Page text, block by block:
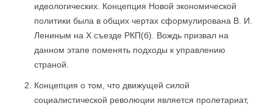
идеологических. Концепция Новой экономической
политики была в общих чертах сформулирована В. И.
Лениным на X съезде РКП(б). Вождь призвал на
данном этапе поменять подходы к управлению
страной.
Концепция о том, что движущей силой
социалистической революции является пролетариат,